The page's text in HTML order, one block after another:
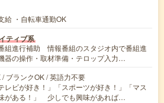
給 ・自転車通勤OK
ティブ系
組進行補助 情報番組のスタジオ内で番組進
器の操作・取材準備・テロップ入力…
ブランクOK / 英語力不要
レビが好き！」「スポーツが好き！」「マス
がある！」 少しでも興味があれば…